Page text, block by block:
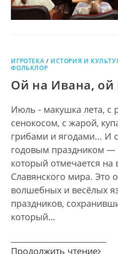
ИГРОТЕКА / ИСТОРИЯ И
ФОЛЬКЛОР
Ой на Ивана, ой
Июль - макушка лета, с
сенокосом, с жарой,
грибами и ягодами... И
годовым праздником —
который отмечается на
Славянского мира. Это
волшебных и весёлых
праздников,
который…
Продолжить чтение Ой